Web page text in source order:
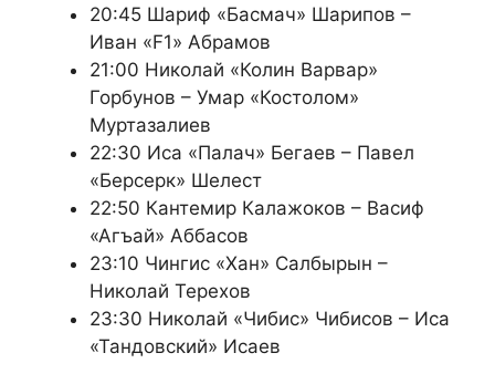
20:45 Шариф «Басмач» Шарипов –
Иван «F1» Абрамов
21:00 Николай «Колин Варвар»
Горбунов – Умар «Костолом»
Муртазалиев
22:30 Иса «Палач» Бегаев – Павел
«Берсерк» Шелест
22:50 Кантемир Калажоков – Васиф
«Агъай» Аббасов
23:10 Чингис «Хан» Салбырын –
Николай Терехов
23:30 Николай «Чибис» Чибисов – Иса
«Тандовский» Исаев